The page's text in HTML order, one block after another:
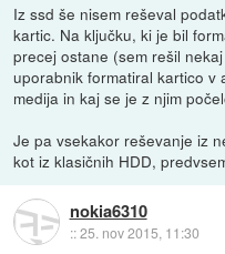
Iz ssd še nisem reševal
kartic. Na ključku, ki je bil
precej ostane (sem rešil
uporabnik formatiral kartico v
medija in kaj se je z njim
Je pa vsekakor reševanje iz
kot iz klasičnih HDD,
nokia6310
::25. nov 2015, 11:30